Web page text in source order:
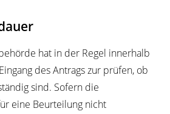
hat in der Regel innerhalb
des Antrags zur prüfen, ob
sind. Sofern die
eine Beurteilung nicht